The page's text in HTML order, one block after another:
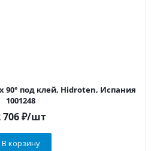
90° под клей, Hidroten, Испания
1001248
706₽/шт
В корзину